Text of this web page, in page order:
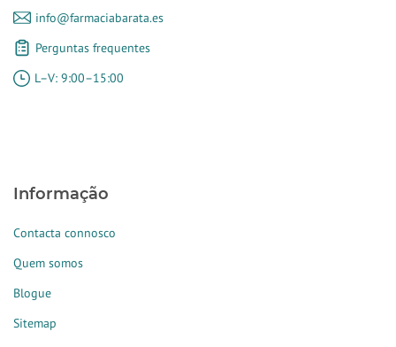
info@farmaciabarata.es
Perguntas frequentes
L–V: 9:00–15:00
Informação
Contacta connosco
Quem somos
Blogue
Sitemap